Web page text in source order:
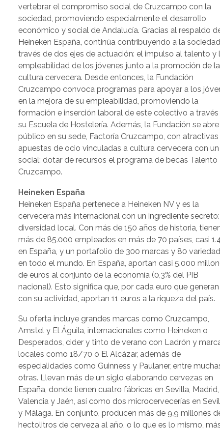
vertebrar el compromiso social de Cruzcampo con la
sociedad, promoviendo especialmente el desarrollo
económico y social de Andalucía. Gracias al respaldo
Heineken España, continúa contribuyendo a la
través de dos ejes de actuación: el impulso al talento y
empleabilidad de los jóvenes junto a la promoción de la
cultura cervecera. Desde entonces, la Fundación
Cruzcampo convoca programas para apoyar a los
en la mejora de su empleabilidad, promoviendo la
formación e inserción laboral de este colectivo a
su Escuela de Hostelería. Además, la Fundación se
público en su sede, Factoría Cruzcampo, con atractivas
apuestas de ocio vinculadas a cultura cervecera con
social: dotar de recursos el programa de becas Talento
Cruzcampo.
Heineken España
Heineken España pertenece a Heineken NV y es la
cervecera más internacional con un ingrediente
diversidad local. Con más de 150 años de historia,
más de 85.000 empleados en más de 70 países, casi
en España, y un portafolio de 300 marcas y 80
en todo el mundo. En España, aportan casi 5.000
de euros al conjunto de la economía (0,3% del PIB
nacional). Esto significa que, por cada euro que generan
con su actividad, aportan 11 euros a la riqueza del país.
Su oferta incluye grandes marcas como Cruzcampo,
Amstel y El Águila, internacionales como Heineken o
Desperados, cider y tinto de verano con Ladrón y
locales como 18/70 o El Alcázar, además de
especialidades como Guinness y Paulaner, entre
otras. Llevan más de un siglo elaborando cervezas en
España, donde tienen cuatro fábricas en Sevilla, Madrid,
Valencia y Jaén, así como dos microcervecerías en
y Málaga. En conjunto, producen más de 9,9 millones
hectolitros de cerveza al año, o lo que es lo mismo,